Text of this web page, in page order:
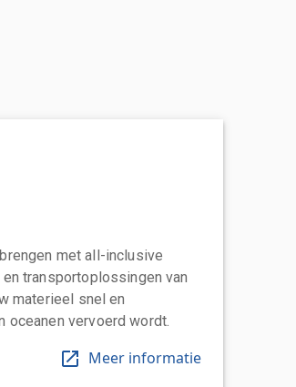
met all-inclusive
transportoplossingen van
materieel snel en
oceanen vervoerd wordt.
Meer informatie